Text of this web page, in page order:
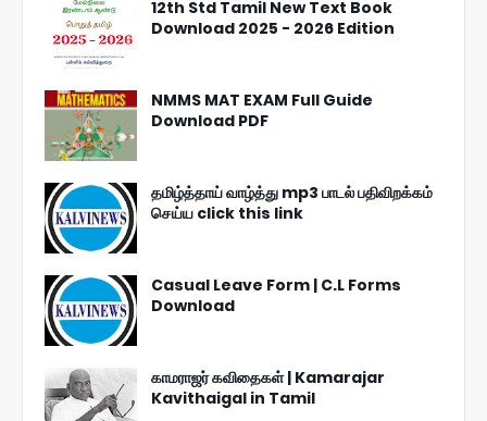
12th Std Tamil New Text Book
Download 2025 - 2026 Edition
NMMS MAT EXAM Full Guide
Download PDF
தமிழ்த்தாய் வாழ்த்து mp3 பாடல் பதிவிறக்கம்
செய்ய click this link
Casual Leave Form | C.L Forms
Download
காமராஜர் கவிதைகள் | Kamarajar
Kavithaigal in Tamil